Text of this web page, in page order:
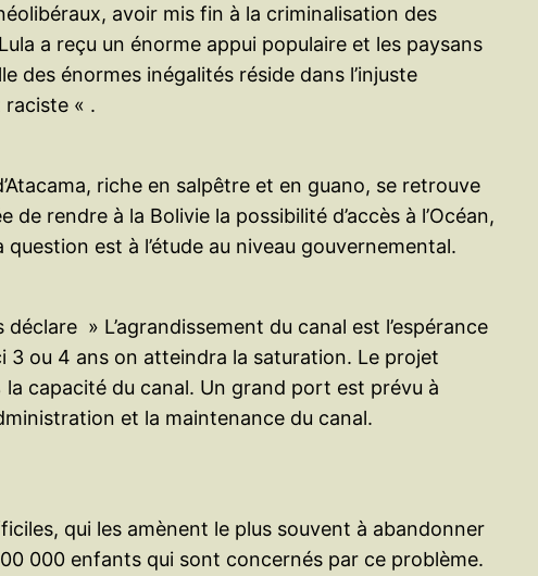
avoir mis fin à la criminalisation des
a reçu un énorme appui populaire et les paysans
des énormes inégalités réside dans l’injuste
« .
riche en salpêtre et en guano, se retrouve
rendre à la Bolivie la possibilité d’accès à l’Océan,
est à l’étude au niveau gouvernemental.
» L’agrandissement du canal est l’espérance
3 ou 4 ans on atteindra la saturation. Le projet
capacité du canal. Un grand port est prévu à
et la maintenance du canal.
qui les amènent le plus souvent à abandonner
000 enfants qui sont concernés par ce problème.